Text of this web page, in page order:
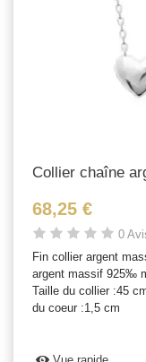
Collier chaîne
68,25 €
0
Fin collier argent
argent massif 925‰
Taille du collier :45
du coeur :1,5 cm